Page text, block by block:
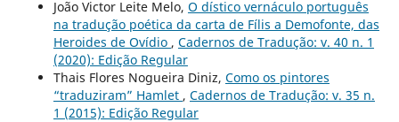
João Victor Leite Melo, O dístico vernáculo português
na tradução poética da carta de Fílis a Demofonte, das
Heroides de Ovídio , Cadernos de Tradução: v. 40 n. 1
(2020): Edição Regular
Thais Flores Nogueira Diniz, Como os pintores
“traduziram” Hamlet , Cadernos de Tradução: v. 35 n.
1 (2015): Edição Regular